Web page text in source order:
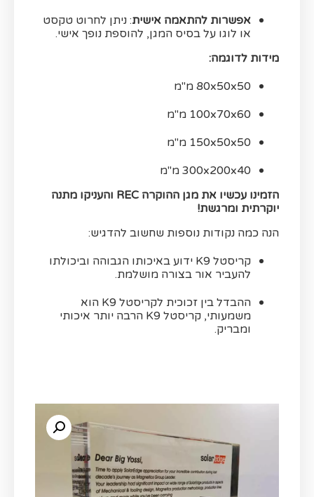
אפשרות להתאמה אישית: ניתן לחרוט טקסט
או לוגו על בסיס המגן, להוספת נופך אישי.
מידות לדוגמה:
80x50x50 מ"מ
100x70x60 מ"מ
150x50x50 מ"מ
300x200x40 מ"מ
הזמינו עכשיו את מגן ההוקרה REC והעניקו מתנה
יוקרתית ומרגשת!
הנה כמה נקודות נוספות שחשוב להדגיש:
קריסטל K9 ידוע באיכותו הגבוהה וביכולתו
להעביר אור בצורה מושלמת.
ההבדל בין זכוכית לקריסטל K9 הוא
משמעותי, קריסטל K9 הרבה יותר איכותי
ומבריק.